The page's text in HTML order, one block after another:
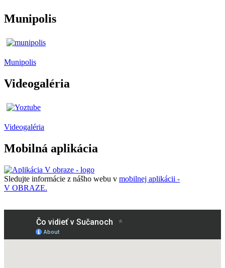
Munipolis
Munipolis
Videogaléria
Videogaléria
Mobilná aplikácia
Sledujte informácie z nášho webu v mobilnej aplikácii -
V OBRAZE.